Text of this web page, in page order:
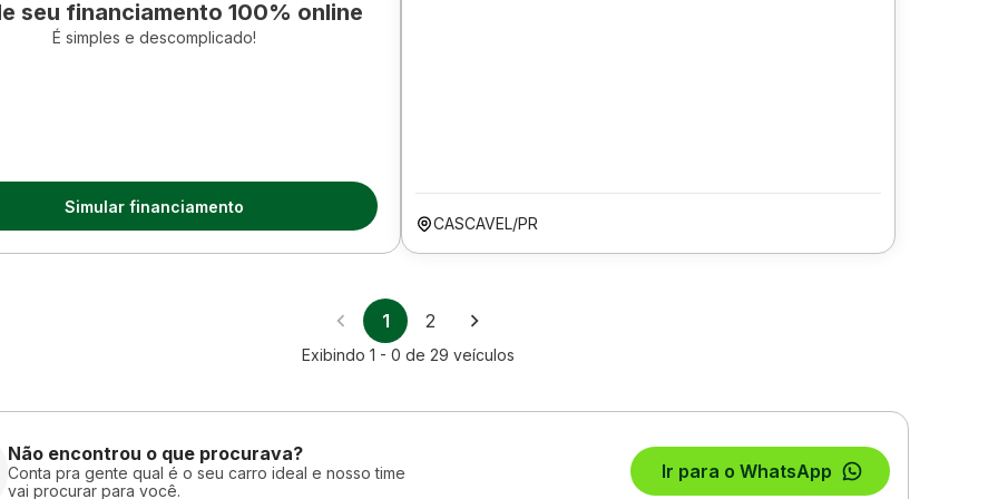
seu financiamento 100% online
É simples e descomplicado!
Simular financiamento
CASCAVEL/PR
1 2
Exibindo 1 - 0 de 29 veículos
Não encontrou o que procurava?
Conta pra gente qual é o seu carro ideal e nosso time
vai procurar para você.
Ir para o WhatsApp